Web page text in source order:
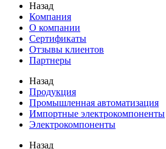
Назад
Компания
О компании
Сертификаты
Отзывы клиентов
Партнеры
Назад
Продукция
Промышленная автоматизация
Импортные электрокомпоненты
Электрокомпоненты
Назад